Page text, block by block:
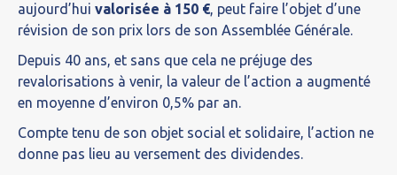
aujourd’hui valorisée à 150 €, peut faire l’objet d’une
révision de son prix lors de son Assemblée Générale.
Depuis 40 ans, et sans que cela ne préjuge des
revalorisations à venir, la valeur de l’action a augmenté
en moyenne d’environ 0,5% par an.
Compte tenu de son objet social et solidaire, l’action ne
donne pas lieu au versement des dividendes.